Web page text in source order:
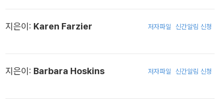
지은이: Karen Farzier 저자파일 신간알림 신청
지은이: Barbara Hoskins 저자파일 신간알림 신청